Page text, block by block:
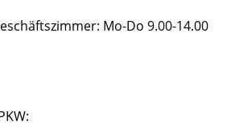
Mo-Do 9.00-14.00